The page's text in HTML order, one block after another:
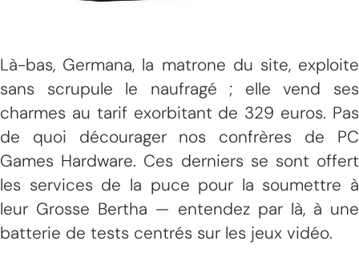
Là-bas, Germana, la matrone du site, exploite
sans scrupule le naufragé ; elle vend ses
charmes au tarif exorbitant de 329 euros. Pas
de quoi décourager nos confrères de PC
Games Hardware. Ces derniers se sont offert
les services de la puce pour la soumettre à
leur Grosse Bertha — entendez par là, à une
batterie de tests centrés sur les jeux vidéo.